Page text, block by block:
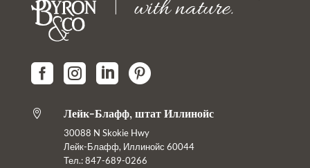
   
 Лейк-Блафф, штат Иллинойс
30088 N Skokie Hwy
Лейк-Блафф, Иллинойс 60044
Тел.: 847-689-0266